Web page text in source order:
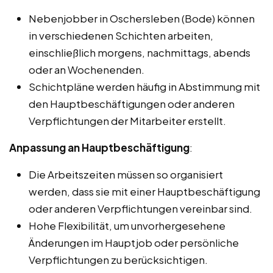
Nebenjobber in Oschersleben (Bode) können
in verschiedenen Schichten arbeiten,
einschließlich morgens, nachmittags, abends
oder an Wochenenden.
Schichtpläne werden häufig in Abstimmung mit
den Hauptbeschäftigungen oder anderen
Verpflichtungen der Mitarbeiter erstellt.
Anpassung an Hauptbeschäftigung:
Die Arbeitszeiten müssen so organisiert
werden, dass sie mit einer Hauptbeschäftigung
oder anderen Verpflichtungen vereinbar sind.
Hohe Flexibilität, um unvorhergesehene
Änderungen im Hauptjob oder persönliche
Verpflichtungen zu berücksichtigen.